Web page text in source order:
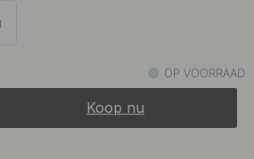
OP VOORRAAD
Koop nu